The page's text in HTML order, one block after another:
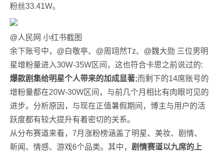
粉丝33.41W。
@人民网 小红书截图
余下账号中，@白敬亭、@周翊然Tz、@魏大勋 三位男明
星增粉量进入30W-35W区间，这也符合卡思之前说过的:
爆款剧集给明星个人带来的加成显著;而剩下的14席账号的
增粉量都在20W-30W区间，与前几个月相比有肉眼可见的
进步。分析原因，与现在正值暑假期间，博主与用户的活
跃度都有较大提升有着密切的关系。
从分布赛道来看，7月涨粉榜涵盖了明星、美妆、剧情、
新闻、情感、游戏6个品类。其中， 剧情赛道以九席的上